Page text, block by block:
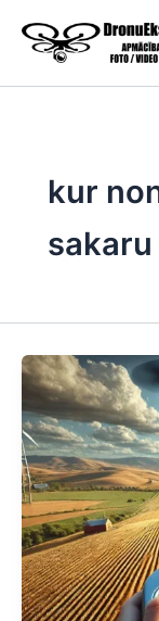
content
kur